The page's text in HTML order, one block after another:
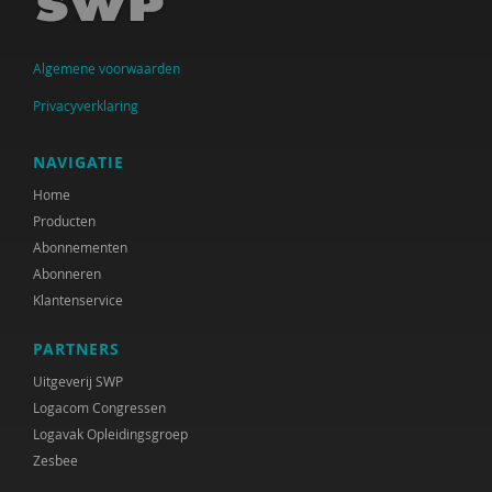
S.M. Babovic
Jenthe Baeyens
Patricia Bakker
Ria Balm
Eva-Maria den Balvert
Fiet van Beek
Ton Beekman
Ferdi Bekken en Gerda de Groot
Inge Belderbos-Jansen
Deirdre Beneken genaamd Kolmer
Algemene voorwaarden
Privacyverklaring
NAVIGATIE
Home
Producten
Abonnementen
Abonneren
Klantenservice
PARTNERS
Uitgeverij SWP
Logacom Congressen
Logavak Opleidingsgroep
Zesbee